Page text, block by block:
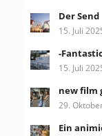
Der Send
15. Juli
-
15. Juli
new film
29.
Ein